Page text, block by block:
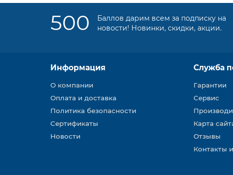
500
Баллов дарим всем за подписку на
новости! Новинки, скидки, акции.
Информация
О компании
Оплата и доставка
Политика безопасности
Сертификаты
Новости
Служба
Гарантии
Сервис
Карта
Отзывы
Контакты